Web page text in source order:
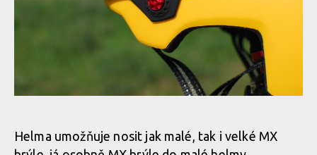
Helma umožňuje nosit jak malé, tak i velké MX